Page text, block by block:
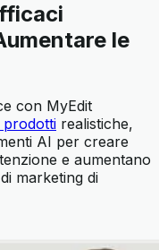
le
con MyEdit
realistiche,
AI per creare
e aumentano
marketing di